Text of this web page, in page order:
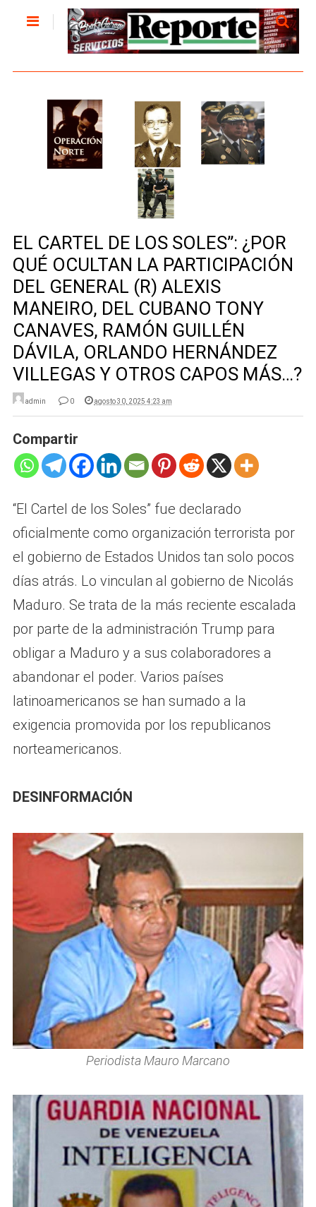
EL CARTEL DE LOS SOLES”: ¿POR
QUÉ OCULTAN LA PARTICIPACIÓN
DEL GENERAL (R) ALEXIS
MANEIRO, DEL CUBANO TONY
CANAVES, RAMÓN GUILLÉN
DÁVILA, ORLANDO HERNÁNDEZ
VILLEGAS Y OTROS CAPOS MÁS…?
admin 0 agosto 30, 2025 4:23 am
Compartir
“El Cartel de los Soles” fue declarado
oficialmente como organización terrorista por
el gobierno de Estados Unidos tan solo pocos
días atrás. Lo vinculan al gobierno de Nicolás
Maduro. Se trata de la más reciente escalada
por parte de la administración Trump para
obligar a Maduro y a sus colaboradores a
abandonar el poder. Varios países
latinoamericanos se han sumado a la
exigencia promovida por los republicanos
norteamericanos.
DESINFORMACIÓN
Periodista Mauro Marcano